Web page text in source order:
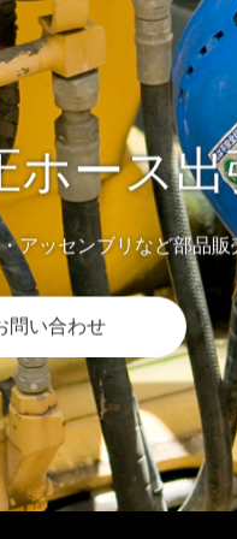
ホース
アッセンブリなど部品販
問い合わせ